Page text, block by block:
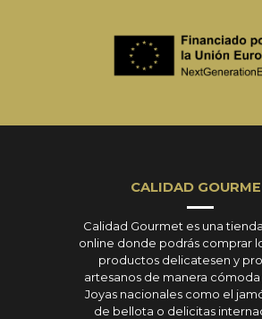
CALIDAD
Calidad Gourmet es una
online donde podrás comprar
productos delicatesen y
artesanos de manera cómoda
Joyas nacionales como el
de bellota o delicitas